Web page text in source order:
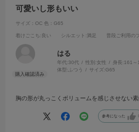
可愛いし形もいい
サイズ：OC 色：G65
着けごこち:良い シルエット :満足 普段ご利用の
はる
年代:30代 性別:女性 身長:161～
体型:ふつう サイズ:G65
胸の形が丸っこくボリュームを感じさせない
参考になった